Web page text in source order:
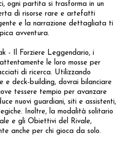
ogni partita si trasforma in un
di risorse rare e artefatti
e la narrazione dettagliata ti
avventura.
- Il Forziere Leggendario, i
le loro mosse per
di ricerca. Utilizzando
e deck-building, dovrai bilanciare
tessere tempio per avanzare
nuovi guardiani, siti e assistenti,
Inoltre, la modalità solitario
e gli Obiettivi del Rivale,
anche per chi gioca da solo.